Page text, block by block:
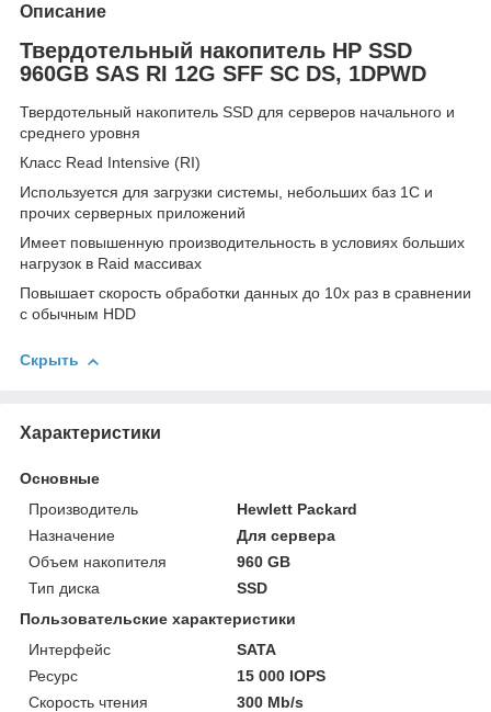
Описание
Твердотельный накопитель HP SSD
960GB SAS RI 12G SFF SC DS, 1DPWD
Твердотельный накопитель SSD для серверов начального и
среднего уровня
Класс Read Intensive (RI)
Используется для загрузки системы, небольших баз 1С и
прочих серверных приложений
Имеет повышенную производительность в условиях больших
нагрузок в Raid массивах
Повышает скорость обработки данных до 10х раз в сравнении
с обычным HDD
Скрыть
Характеристики
Основные
Производитель
Hewlett Packard
Назначение
Для сервера
Объем накопителя
960 GB
Тип диска
SSD
Пользовательские характеристики
Интерфейс
SATA
Ресурс
15 000 IOPS
Скорость чтения
300 Mb/s